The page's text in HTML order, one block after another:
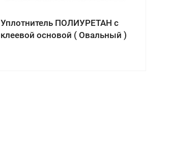
Уплотнитель ПОЛИУРЕТАН с
клеевой основой ( Овальный )